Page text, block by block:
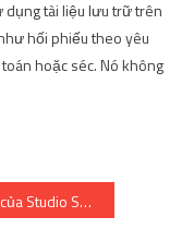
dụng tài liệu lưu trữ trên
hối phiếu theo yêu
hoặc séc. Nó không
Đoạn giới thiệu trò chơi ngắn mới